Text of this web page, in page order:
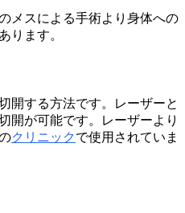
メスによる手術より身体への
ります。
開する方法です。レーザーと
開が可能です。レーザーより
クリニック で使用されていま